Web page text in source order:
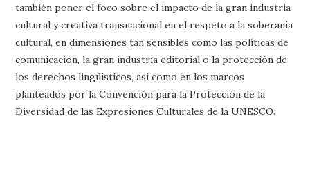
también poner el foco sobre el impacto de la gran industria
cultural y creativa transnacional en el respeto a la soberanía
cultural, en dimensiones tan sensibles como las políticas de
comunicación, la gran industria editorial o la protección de
los derechos lingüísticos, así como en los marcos
planteados por la Convención para la Protección de la
Diversidad de las Expresiones Culturales de la UNESCO.